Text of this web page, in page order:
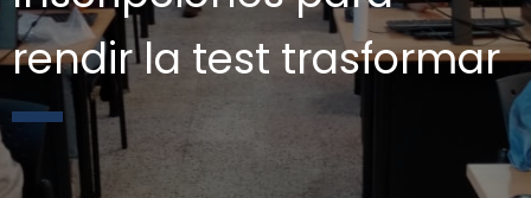
rendir la test trasformar